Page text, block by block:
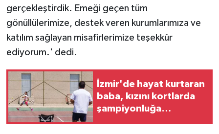
gerçekleştirdik. Emeği geçen tüm
gönüllülerimize, destek veren kurumlarımıza ve
katılım sağlayan misafirlerimize teşekkür
ediyorum.' dedi.
İzmir'de hayat kurtaran
baba, kızını kortlarda
şampiyonluğa